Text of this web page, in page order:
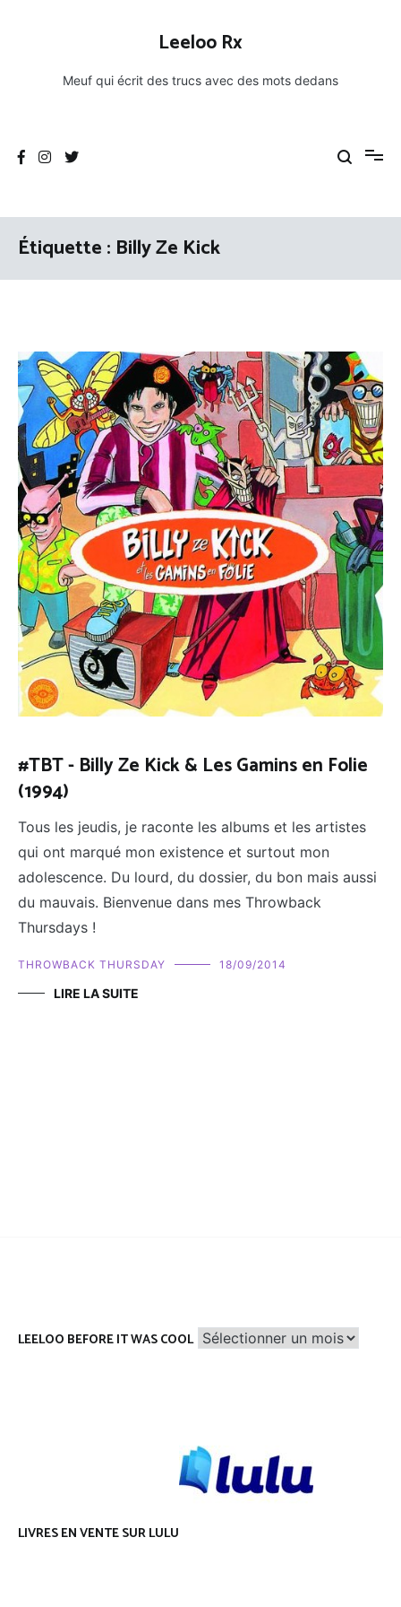
Leeloo Rx
Meuf qui écrit des trucs avec des mots dedans
Étiquette : Billy Ze Kick
#TBT - Billy Ze Kick & Les Gamins en Folie
(1994)
Tous les jeudis, je raconte les albums et les artistes
qui ont marqué mon existence et surtout mon
adolescence. Du lourd, du dossier, du bon mais aussi
du mauvais. Bienvenue dans mes Throwback
Thursdays !
THROWBACK THURSDAY 18/09/2014
LIRE LA SUITE
LEELOO BEFORE IT WAS COOL Leeloo
before
LIVRES EN VENTE SUR LULU